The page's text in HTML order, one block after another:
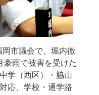
市議会で、堀内徹
豪雨で被害を受けた
学（西区）・脇山
応、学校・通学路